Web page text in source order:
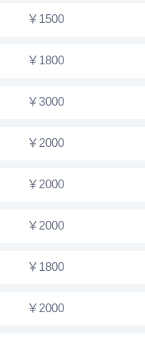
￥1500
￥1800
￥3000
￥2000
￥2000
￥2000
￥1800
￥2000